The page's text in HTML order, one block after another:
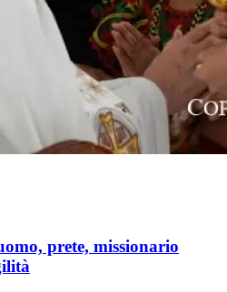
prete, missionario